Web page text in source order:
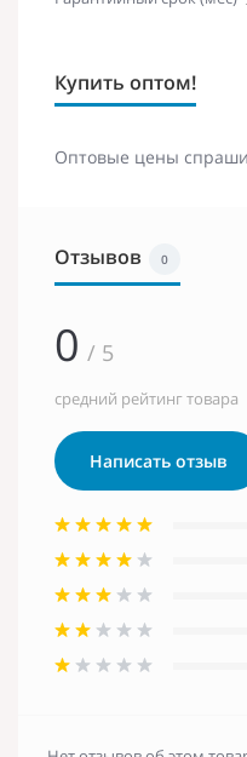
Купить оптом!
Оптовые цены
Отзывов 0
0 / 5
средний рейтинг товара
Написать отзыв